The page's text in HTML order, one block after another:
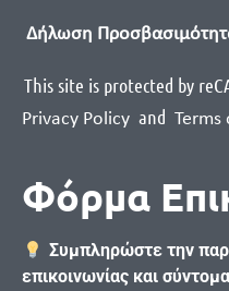
Δήλωση
This site is protected by
Privacy Policy and Terms
Φόρμα
Συμπληρώστε την
επικοινωνίας και